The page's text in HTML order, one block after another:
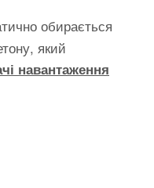
обирається
який
навантаження